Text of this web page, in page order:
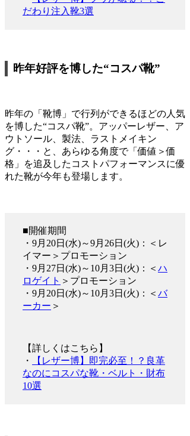
だわり注入靴3選
昨年好評を博した“コスパ靴”
昨年の「靴博」で行列ができるほどの人気
を博した“コスパ靴”。アッパーレザー、ア
ウトソール、製法、ラストメイキン
グ・・・と、あらゆる角度で「価値＞価
格」を追及したコストパフォーマンスに優
れた靴が今年も登場します。
■開催期間
・9月20日(水)～9月26日(火)：＜レ
イマー＞プロモーション
・9月27日(水)～10月3日(火)：＜ ハ
ロゲイト ＞プロモーション
・9月20日(水)～10月3日(火)：＜ バ
ーカー ＞
【詳しくはこちら】
・
【レザー博】即完必至！？良革
なのにコスパな靴・ベルト・財布
10選